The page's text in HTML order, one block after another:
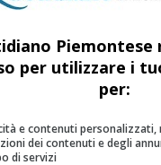
Piemontese
per utilizzare i
per:
e contenuti personalizzati,
dei contenuti e degli
di servizi